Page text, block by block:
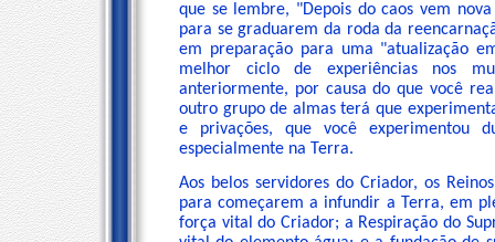
que se lembre, "Depois do caos vem
para se graduarem da roda da
em preparação para uma "atualização
melhor ciclo de experiências nos
anteriormente, por causa do que você
outro grupo de almas terá que
e privações, que você experimentou
especialmente na Terra.
Aos belos servidores do Criador, os
para começarem a infundir a Terra, em
força vital do Criador; a Respiração do